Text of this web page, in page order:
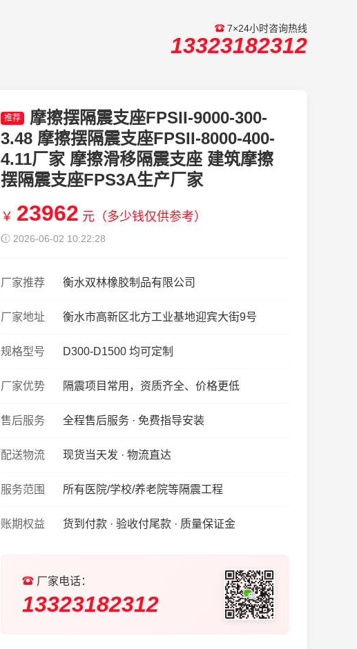
7×24小时咨询热线
13323182312
推荐
摩擦摆隔震支座FPSII-9000-300-
3.48 摩擦摆隔震支座FPSII-8000-400-
4.11厂家 摩擦滑移隔震支座 建筑摩擦
摆隔震支座FPS3A生产厂家
￥ 23962 元（多少钱仅供参考）
2026-06-02 10:22:28
厂家推荐 衡水双林橡胶制品有限公司
厂家地址 衡水市高新区北方工业基地迎宾大街9号
规格型号 D300-D1500 均可定制
厂家优势 隔震项目常用，资质齐全、价格更低
售后服务 全程售后服务 · 免费指导安装
配送物流 现货当天发 · 物流直达
服务范围 所有医院/学校/养老院等隔震工程
账期权益 货到付款 · 验收付尾款 · 质量保证金
厂家电话：
13323182312